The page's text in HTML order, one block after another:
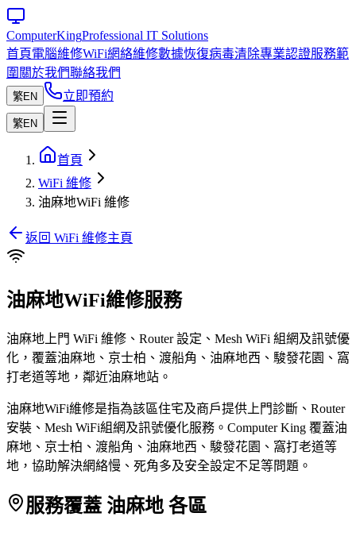
ComputerKingProfessional IT Solutions
首頁電腦維修WiFi網絡維修數據恢復病毒清除專業認證服務範
圍 關於我們聯絡我們
繁EN 立即預約
繁EN
首頁
WiFi 維修
油麻地WiFi 維修
返回 WiFi 維修主頁
油麻地WiFi維修服務
油麻地上門 WiFi 維修、Router 設定、Mesh WiFi 組網及訊號優
化，覆蓋油麻地、京士柏、渡船角、油麻地西、駿發花園、窩
打老道等地，鄰近油麻地站。
油麻地WiFi維修是指為該區住宅及商戶提供上門診斷、Router
安裝、Mesh WiFi組網及訊號優化服務。Computer King 覆蓋油
麻地、京士柏、渡船角、油麻地西、駿發花園、窩打老道等
地，協助解決網絡慢、死角多及安全設定不足等問題。
服務覆蓋 油麻地 各區